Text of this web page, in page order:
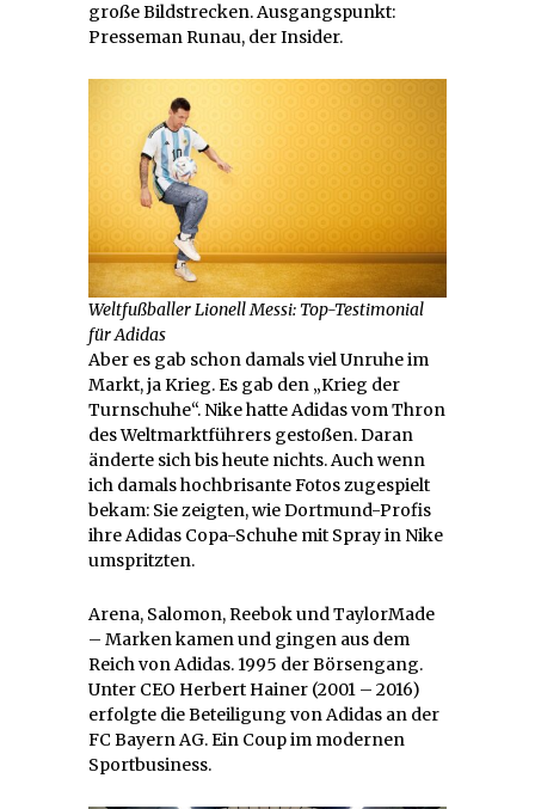
große Bildstrecken. Ausgangspunkt:
Presseman Runau, der Insider.
Weltfußballer Lionell Messi: Top-Testimonial
für Adidas
Aber es gab schon damals viel Unruhe im
Markt, ja Krieg. Es gab den „Krieg der
Turnschuhe“. Nike hatte Adidas vom Thron
des Weltmarktführers gestoßen. Daran
änderte sich bis heute nichts. Auch wenn
ich damals hochbrisante Fotos zugespielt
bekam: Sie zeigten, wie Dortmund-Profis
ihre Adidas Copa-Schuhe mit Spray in Nike
umspritzten.
Arena, Salomon, Reebok und TaylorMade
– Marken kamen und gingen aus dem
Reich von Adidas. 1995 der Börsengang.
Unter CEO Herbert Hainer (2001 – 2016)
erfolgte die Beteiligung von Adidas an der
FC Bayern AG. Ein Coup im modernen
Sportbusiness.